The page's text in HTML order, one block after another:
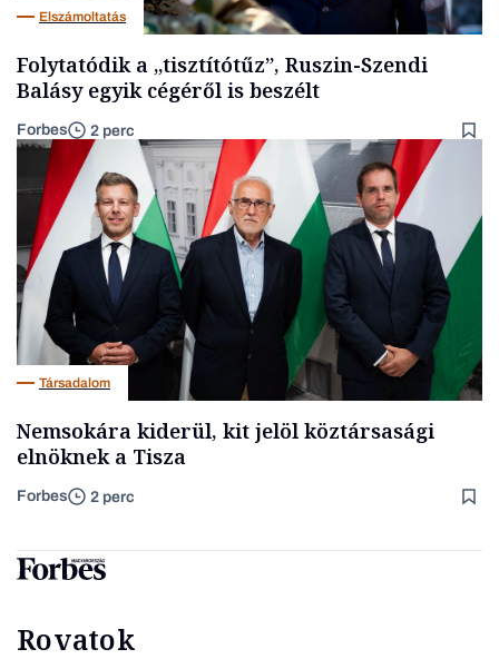
Elszámoltatás
Folytatódik a „tisztítótűz”, Ruszin-Szendi
Balásy egyik cégéről is beszélt
Forbes 2 perc
Társadalom
Nemsokára kiderül, kit jelöl köztársasági
elnöknek a Tisza
Forbes 2 perc
Rovatok